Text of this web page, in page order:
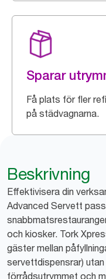
Sparar
Få plats för fler
på städvagnarna.
Beskrivning
Effektivisera din
Advanced Servett
och kiosker. Tork
gäster mellan
servettdispensrar)
förrådsutrymmet och